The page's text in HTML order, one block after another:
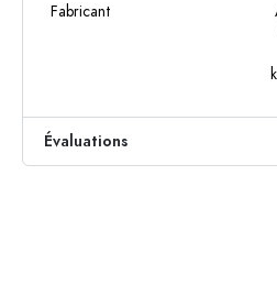
Fabricant
Évaluations